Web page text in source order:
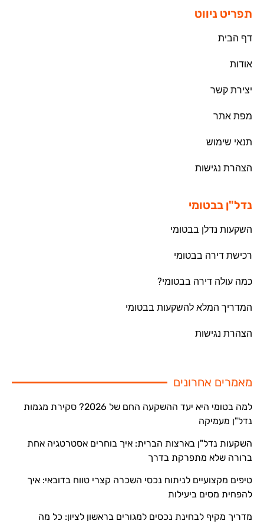
תפריט ניווט
דף הבית
אודות
יצירת קשר
מפת אתר
תנאי שימוש
הצהרת נגישות
נדל"ן בבטומי
השקעות נדלן בבטומי
רכישת דירה בבטומי
כמה עולה דירה בבטומי?
המדריך המלא להשקעות בבטומי
הצהרת נגישות
מאמרים אחרונים
למה בטומי היא יעד ההשקעה החם של 2026? סקירת מגמות
נדל"ן מעמיקה
השקעות נדל"ן בארצות הברית: איך בוחרים אסטרטגיה אחת
ברורה שלא מתפרקת בדרך
טיפים מקצועיים לניתוח נכסי השכרה קצרי טווח בדובאי: איך
להפחית מסים ביעילות
מדריך מקיף לבחינת נכסים למגורים בראשון לציון: כל מה